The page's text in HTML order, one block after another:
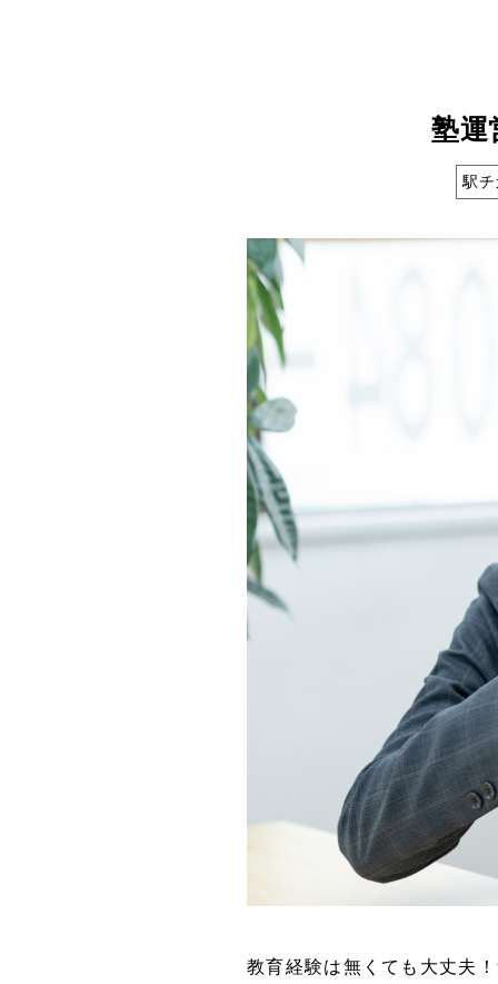
塾運
駅
教育経験は無くても大丈夫